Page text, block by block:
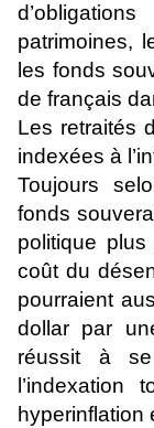
patrimoines,
les fonds
de français
Les retraités
indexées à
Toujours
fonds
politique
coût du
pourraient
dollar par
réussit à se
hyperinflation